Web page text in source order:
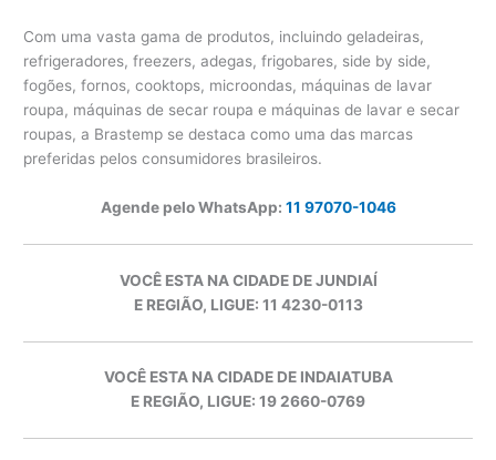
Com uma vasta gama de produtos, incluindo geladeiras,
refrigeradores, freezers, adegas, frigobares, side by side,
fogões, fornos, cooktops, microondas, máquinas de lavar
roupa, máquinas de secar roupa e máquinas de lavar e secar
roupas, a Brastemp se destaca como uma das marcas
preferidas pelos consumidores brasileiros.
Agende pelo WhatsApp: 11 97070-1046
VOCÊ ESTA NA CIDADE DE JUNDIAÍ
E REGIÃO, LIGUE: 11 4230-0113
VOCÊ ESTA NA CIDADE DE INDAIATUBA
E REGIÃO, LIGUE: 19 2660-0769